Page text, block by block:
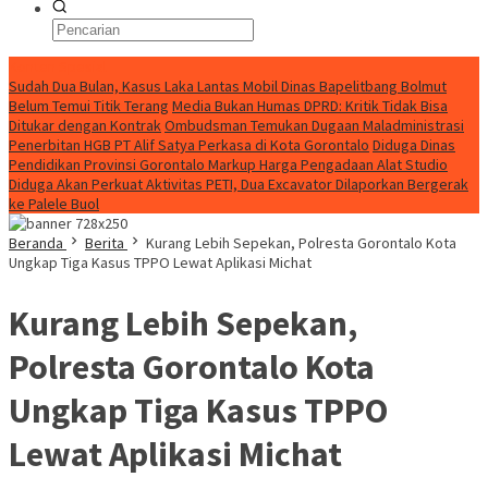
Sudah Dua Bulan, Kasus Laka Lantas Mobil Dinas Bapelitbang Bolmut
Belum Temui Titik Terang Media Bukan Humas DPRD: Kritik Tidak Bisa
Ditukar dengan KontrakOmbudsman Temukan Dugaan Maladministrasi
Penerbitan HGB PT Alif Satya Perkasa di Kota Gorontalo Diduga Dinas
Pendidikan Provinsi Gorontalo Markup Harga Pengadaan Alat Studio
Diduga Akan Perkuat Aktivitas PETI, Dua Excavator Dilaporkan Bergerak
ke Palele Buol
Beranda
Berita
Kurang Lebih Sepekan, Polresta Gorontalo Kota
Ungkap Tiga Kasus TPPO Lewat Aplikasi Michat
Kurang Lebih Sepekan,
Polresta Gorontalo Kota
Ungkap Tiga Kasus TPPO
Lewat Aplikasi Michat